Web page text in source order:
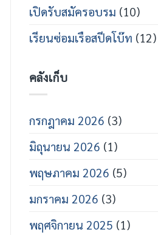
ศึกษา
เปิดรับสมัครอบรม (10)
เรียนซ่อมเรือสปีดโบ๊ท (12)
คลังเก็บ
กรกฎาคม 2026 (3)
มิถุนายน 2026 (1)
พฤษภาคม 2026 (5)
มกราคม 2026 (3)
พฤศจิกายน 2025 (1)